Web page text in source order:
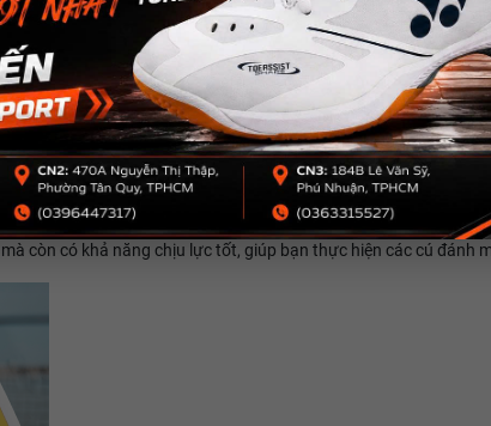
AOX
cao và trọng lượng nhẹ. Chất liệu này không chỉ giúp tăng
còn có khả năng chịu lực tốt, giúp bạn thực hiện các cú đánh